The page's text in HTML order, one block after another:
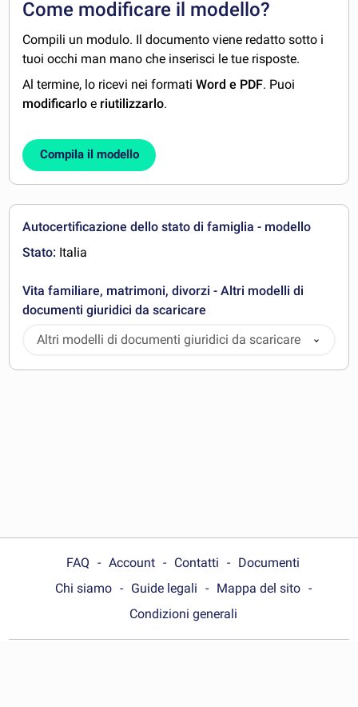
Come modificare il modello?
Compili un modulo. Il documento viene redatto sotto i
tuoi occhi man mano che inserisci le tue risposte.
Al termine, lo ricevi nei formatiWord e PDF. Puoi
modificarlo e riutilizzarlo.
Compila il modello
Autocertificazione dello stato di famiglia - modello
Stato: Italia
Vita familiare, matrimoni, divorzi - Altri modelli di
documenti giuridici da scaricare
Altri modelli di documenti giuridici da scaricare
FAQ Account Contatti
Documenti
Chi siamo
Guide legali
Mappa del sito
Condizioni generali